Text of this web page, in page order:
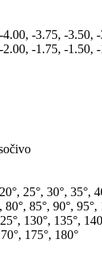
-3.75, -3.50,
-1.75, -1.50,
25°, 30°, 35°,
80°, 85°, 90°, 95°,
130°, 135°,
175°, 180°